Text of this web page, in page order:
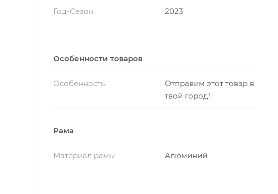
Год-Сезон 2023
Особенности товаров
Особенность
Отправим этот товар в
твой город!
Рама
Материал рамы Алюминий